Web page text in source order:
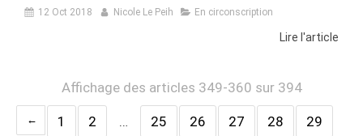
12 Oct 2018 Nicole Le Peih En circonscription
Lire l'article
Affichage des articles 349-360 sur 394
1 2 … 25 26 27 28
29